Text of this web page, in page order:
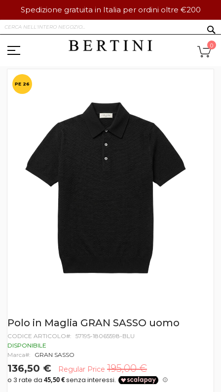
Spedizione gratuita in Italia per ordini oltre €200
al
contenuto
0
alla
fine
PE 26
Vai
all'inizio
della
galleria
di
Polo in Maglia GRAN SASSO uomo
CODICE ARTICOLO
57195-18065598-BLU
DISPONIBILE
Marca
GRAN SASSO
136,50 € Regular Price 195,00 €